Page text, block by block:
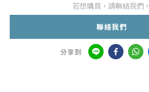
若想購買，請聯絡我們。
聯絡我們
分享到